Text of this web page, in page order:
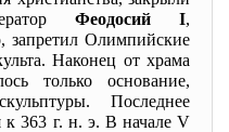
Феодосий I,
запретил Олимпийские
Наконец от храма
только основание,
Последнее
к 363 г. н. э. В начале V